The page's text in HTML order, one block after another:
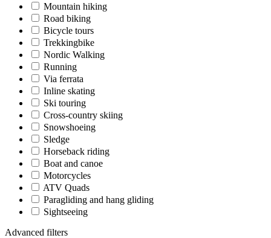
Mountain hiking
Road biking
Bicycle tours
Trekkingbike
Nordic Walking
Running
Via ferrata
Inline skating
Ski touring
Cross-country skiing
Snowshoeing
Sledge
Horseback riding
Boat and canoe
Motorcycles
ATV Quads
Paragliding and hang gliding
Sightseeing
Advanced filters